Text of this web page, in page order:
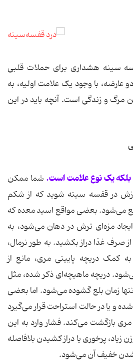
سینه هشداری برای حملات قلبی
با وجود یک علامت اولیه، به
و زندگی است. آنچه باید در این
یک نوع علامت است. شما ممکن
در قفسه سینه شوید که از شکم
می‌شود. بعضی مواقع اسید معده که
مزه‌ای ترش در دهان می‌شود، به
صرف غذا دراز بکشید. به طور نرمال،
کمک دریچه پایینی مری، مانع از
دریچه ماهیچه‌ای ذکر شده، مثل
زمان بلع گشوده می‌شود. اما بعضی
و یا در حالت استراحت قرار می‌گیرد
بازگشت می‌کند. فشار وارد به این
پرخوری یا دراز کشیدن بلافاصله
شدن خفیف آن می‌شود.